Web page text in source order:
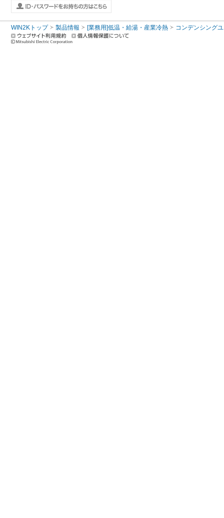
WIN2Kトップ 製品情報 [業務用]低温・給湯・産業冷熱 コンデンシング